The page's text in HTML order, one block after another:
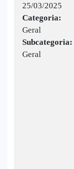
25/03/2025
Categoria:
Geral
Subcategoria:
Geral